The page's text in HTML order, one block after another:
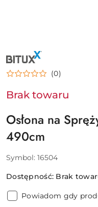
NAZWA
PRODUCENTA:
BITUXX
(0)
Brak towaru
Osłona na
490cm
Symbol: 16504
Dostępność: Brak
Powiadom gdy